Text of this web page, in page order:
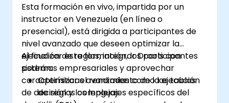
Esta formación en vivo, impartida por un
instructor en Venezuela (en línea o
presencial), está dirigida a participantes de
nivel avanzado que deseen optimizar la
ejecución de reglas, integrar Drools con
sistemas empresariales y aprovechar
características avanzadas como las tablas
de decisión y los lenguajes específicos del
Al finalizar esta formación, los participantes
podrán:
Optimizar el rendimiento de la ejecución
de reglas complejas.